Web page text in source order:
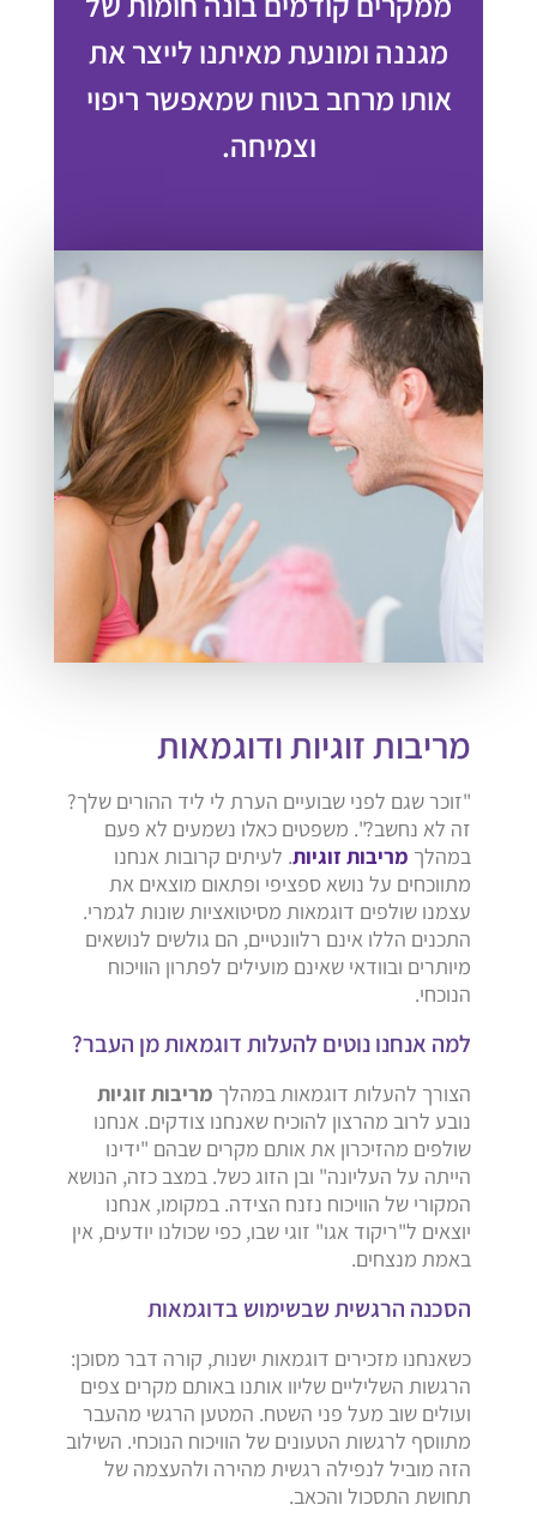
מגננה ומונעת מאיתנו לייצר את
אותו מרחב בטוח שמאפשר ריפוי
וצמיחה.
מריבות זוגיות ודוגמאות
"זוכר שגם לפני שבועיים הערת לי ליד ההורים שלך?
זה לא נחשב?". משפטים כאלו נשמעים לא פעם
במהלך מריבות זוגיות. לעיתים קרובות אנחנו
מתווכחים על נושא ספציפי ופתאום מוצאים את
עצמנו שולפים דוגמאות מסיטואציות שונות לגמרי.
התכנים הללו אינם רלוונטיים, הם גולשים לנושאים
מיותרים ובוודאי שאינם מועילים לפתרון הוויכוח
הנוכחי.
למה אנחנו נוטים להעלות דוגמאות מן העבר?
הצורך להעלות דוגמאות במהלך מריבות זוגיות
נובע לרוב מהרצון להוכיח שאנחנו צודקים. אנחנו
שולפים מהזיכרון את אותם מקרים שבהם "ידינו
הייתה על העליונה" ובן הזוג כשל. במצב כזה, הנושא
המקורי של הוויכוח נזנח הצידה. במקומו, אנחנו
יוצאים ל"ריקוד אגו" זוגי שבו, כפי שכולנו יודעים, אין
באמת מנצחים.
הסכנה הרגשית שבשימוש בדוגמאות
כשאנחנו מזכירים דוגמאות ישנות, קורה דבר מסוכן:
הרגשות השליליים שליוו אותנו באותם מקרים צפים
ועולים שוב מעל פני השטח. המטען הרגשי מהעבר
מתווסף לרגשות הטעונים של הוויכוח הנוכחי. השילוב
הזה מוביל לנפילה רגשית מהירה ולהעצמה של
תחושת התסכול והכאב.